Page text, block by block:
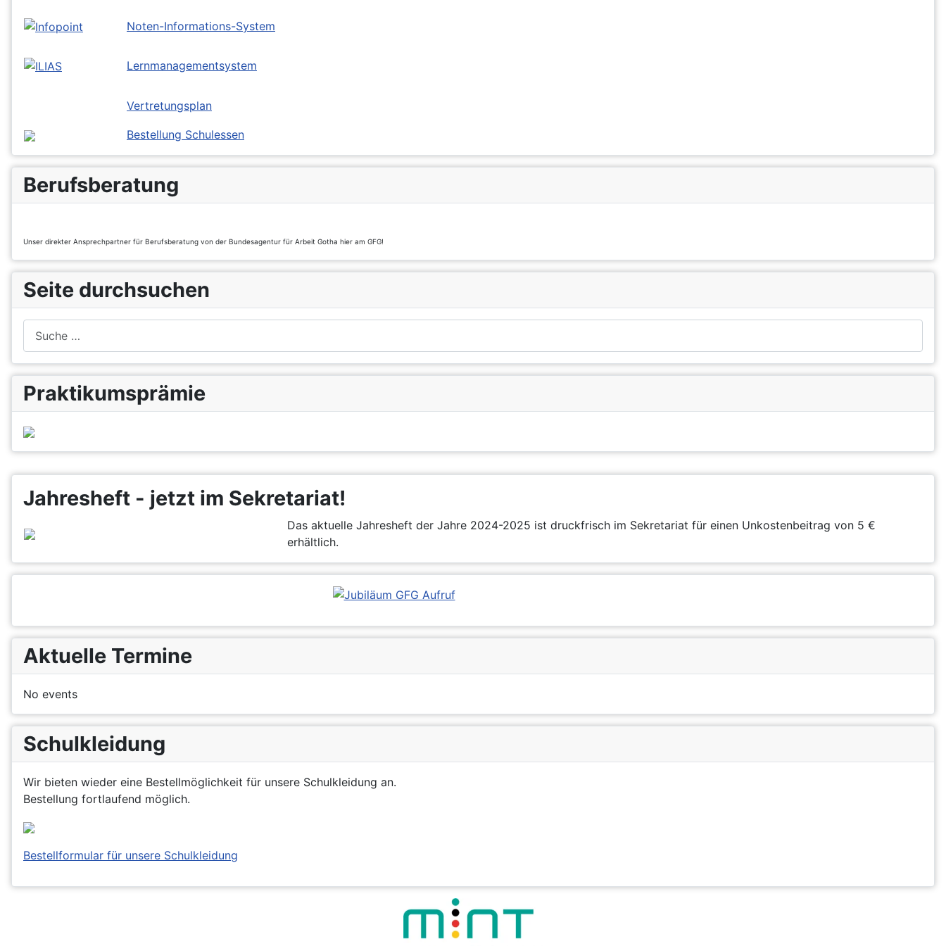
Jahresheft - jetzt im Sekretariat!
Das aktuelle Jahresheft der Jahre 2024-2025 ist druckfrisch im Sekretariat für einen Unkostenbeitrag von 5 €
erhältlich.
Aktuelle Termine
No events
Schulkleidung
Wir bieten wieder eine Bestellmöglichkeit für unsere Schulkleidung an.
Bestellung fortlaufend möglich.
Bestellformular für unsere Schulkleidung
Noten-Informations-System
Lernmanagementsystem
Vertretungsplan
Bestellung Schulessen
Berufsberatung
Unser direkter Ansprechpartner für Berufsberatung von der Bundesagentur für Arbeit Gotha hier am GFG!
Seite durchsuchen
Praktikumsprämie